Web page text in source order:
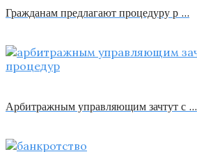
Гражданам предлагают процедуру р …
Арбитражным управляющим зачтут с …